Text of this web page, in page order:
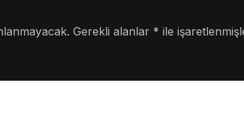
Gerekli alanlar * ile